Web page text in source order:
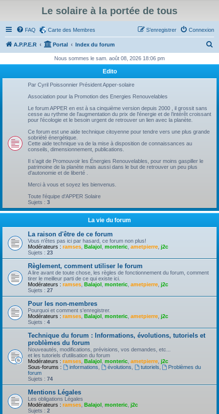
Le solaire à la portée de tous
FAQ Carte des Membres Connexion
S’enregistrer
A.P.P.E.R Portal Index du forum
h
Nous sommes le sam. août 08, 2026 18:06 pm
Edito
Par Cyril Poissonnier Président Apper-solaire
Association pour la Promotion des Energies Renouvelables
Le forum APPER en est à sa cinquième version depuis 2000 , il grossit sans
cesse au rythme de l'augmentation du prix de l'énergie et de l’intérêt croissant
pour l’écologie et le besoin urgent de retrouver un lien avec la planète.
Ce forum est une aide technique citoyenne pour tendre vers une plus grande
sobriété énergétique.
Cette aide technique va de la mise à disposition de connaissances au
conseils, dimensionnement, publications.
Il s'agit de Promouvoir les Énergies Renouvelables, pour moins gaspiller le
patrimoine de la planète mais aussi dans le but de retrouver un peu plus
d'autonomie et de liberté .
Merci à vous et soyez les bienvenus.
Toute l'équipe d'APPER Solaire
Sujets : 3
La vie du forum
La raison d'être de ce forum
Vous n'êtes pas ici par hasard, ce forum non plus!
Modérateurs : ramses Balajol monteric ametpierre j2c
Sujets : 23
Règlement, comment utiliser le forum
A lire avant de toute chose, les règles de fonctionnement du forum, comment
tirer le meilleur parti de ce qui existe ici.
Modérateurs : ramses Balajol monteric ametpierre j2c
Sujets : 27
Pour les non-membres
Pourquoi et comment s'enregistrer.
Modérateurs : ramses Balajol monteric ametpierre j2c
Sujets : 4
Technique du forum : Informations, évolutions, tutoriels et
problèmes du forum
Nouveautés, modifications, prévisions, vos demandes, etc...
et les tutoriels d'utilisation du forum
Modérateurs : ramses Balajol monteric ametpierre j2c
Sous-forums :
informations évolutions tutoriels
Problèmes du
forum
Sujets : 74
Mentions Légales
Les obligations Légales
Modérateurs : ramses Balajol monteric j2c
Sujets : 2